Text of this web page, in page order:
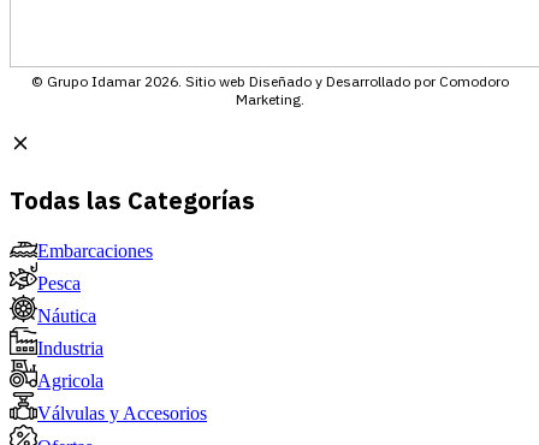
© Grupo Idamar 2026. Sitio web Diseñado y Desarrollado por Comodoro
Marketing.
Todas las Categorías
Embarcaciones
Pesca
Náutica
Industria
Agricola
Válvulas y Accesorios